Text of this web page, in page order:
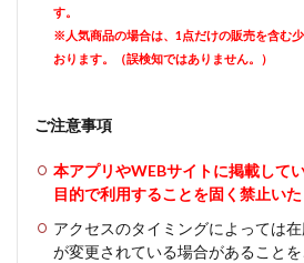
す。
※人気商品の場合は、1点だけの販売を含む
おります。（誤検知ではありません。）
ご注意事項
本アプリやWEBサイトに掲載して
目的で利用することを固く禁止いた
アクセスのタイミングによっては
が変更されている場合があることを